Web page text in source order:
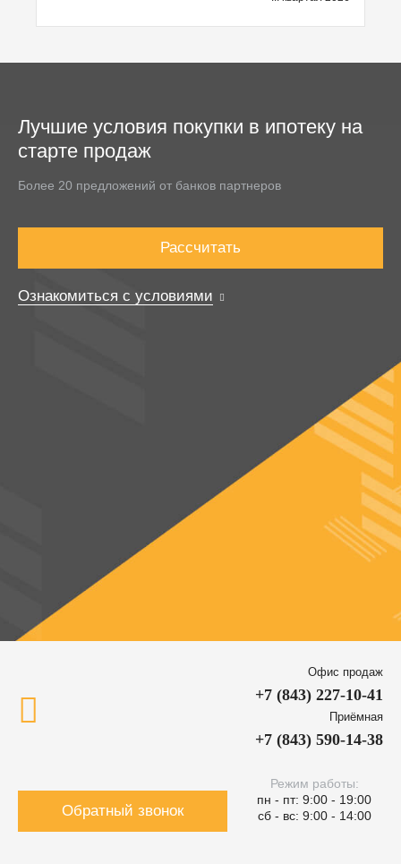
Лучшие условия покупки в ипотеку на
старте продаж
Более 20 предложений от банков партнеров
Рассчитать
Ознакомиться с условиями
Офис продаж
+7 (843) 227-10-41
Приёмная
+7 (843) 590-14-38
Обратный звонок
Режим работы:
пн - пт: 9:00 - 19:00
сб - вс: 9:00 - 14:00